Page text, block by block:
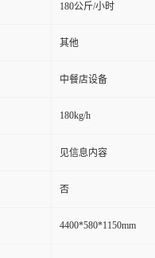
180公斤/小时
其他
中餐店设备
180kg/h
见信息内容
否
4400*580*1150mm